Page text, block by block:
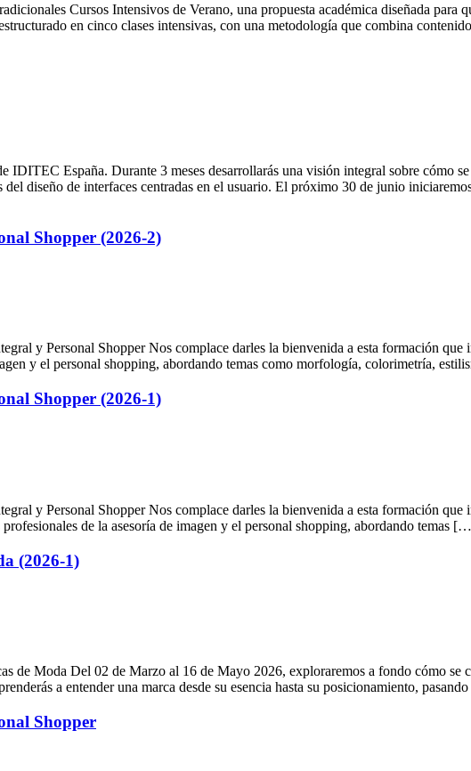
Cursos Intensivos de Verano, una propuesta académica diseñada para
en cinco clases intensivas, con una metodología que combina
España. Durante 3 meses desarrollarás una visión integral sobre cómo
diseño de interfaces centradas en el usuario. El próximo 30 de junio
Shopper (2026-2)
y Personal Shopper Nos complace darles la bienvenida a esta formación
y el personal shopping, abordando temas como morfología, colorimetría,
Shopper (2026-1)
y Personal Shopper Nos complace darles la bienvenida a esta formación
de la asesoría de imagen y el personal shopping, abordando temas
(2026-1)
de Moda Del 02 de Marzo al 16 de Mayo 2026, exploraremos a fondo cómo se
a entender una marca desde su esencia hasta su posicionamiento,
Shopper